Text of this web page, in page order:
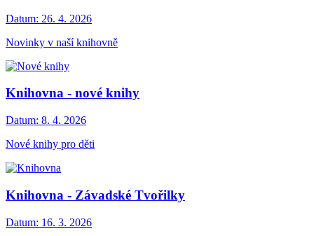
Datum: 26. 4. 2026
Novinky v naší knihovně
Knihovna - nové knihy
Datum: 8. 4. 2026
Nové knihy pro děti
Knihovna - Závadské Tvořilky
Datum: 16. 3. 2026